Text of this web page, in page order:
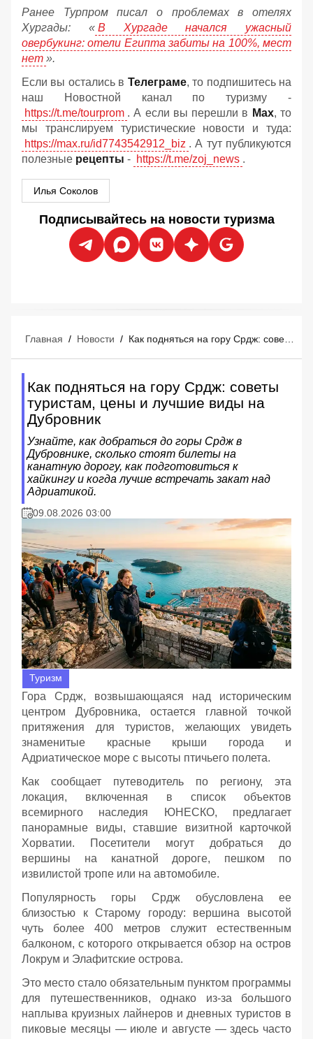
Ранее Турпром писал о проблемах в отелях
Хургады: « В Хургаде начался ужасный
овербукинг: отели Египта забиты на 100%, мест
нет ».
Если вы остались в Телеграме, то подпишитесь на
наш Новостной канал по туризму -
https://t.me/tourprom . А если вы перешли в Мах, то
мы транслируем туристические новости и туда:
https://max.ru/id7743542912_biz . А тут публикуются
полезные рецепты - https://t.me/zoj_news .
Илья Соколов
Подписывайтесь на новости туризма
Главная / Новости /
Как подняться на гору Срдж: советы
туристам, цены и лучшие виды на
Дубровник
Узнайте, как добраться до горы Срдж в
Дубровнике, сколько стоят билеты на
канатную дорогу, как подготовиться к
хайкингу и когда лучше встречать закат над
Адриатикой.
09.08.2026 03:00
Туризм
Гора Срдж, возвышающаяся над историческим
центром Дубровника, остается главной точкой
притяжения для туристов, желающих увидеть
знаменитые красные крыши города и
Адриатическое море с высоты птичьего полета.
Как сообщает путеводитель по региону, эта
локация, включенная в список объектов
всемирного наследия ЮНЕСКО, предлагает
панорамные виды, ставшие визитной карточкой
Хорватии. Посетители могут добраться до
вершины на канатной дороге, пешком по
извилистой тропе или на автомобиле.
Популярность горы Срдж обусловлена ее
близостью к Старому городу: вершина высотой
чуть более 400 метров служит естественным
балконом, с которого открывается обзор на остров
Локрум и Элафитские острова.
Это место стало обязательным пунктом программы
для путешественников, однако из-за большого
наплыва круизных лайнеров и дневных туристов в
пиковые месяцы — июле и августе — здесь часто